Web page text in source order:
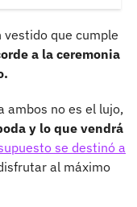
vestido que cumple
a la ceremonia
ambos no es el lujo,
y lo que vendrá
se destinó a
al máximo